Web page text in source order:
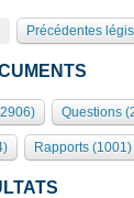
autres organes
de l'Assemblée
l'Assemblée
des Présidents
palais
Précédentes
Questions
Rapports (1001)